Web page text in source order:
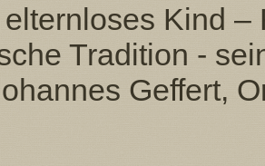
Kind
Tradition -
Geffert,